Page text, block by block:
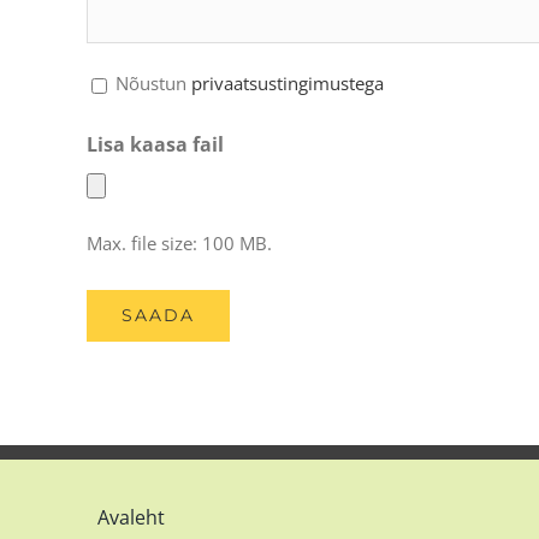
Nõustun privaatsustingimustega
Lisa kaasa fail
Max. file size: 100 MB.
Avaleht